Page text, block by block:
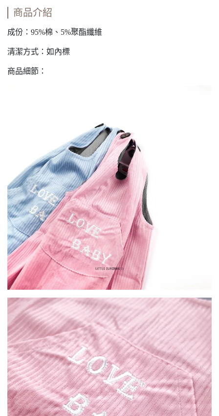
商品介紹
成份：95%棉、5%聚酯纖維
清潔方式：如內標
商品細節：